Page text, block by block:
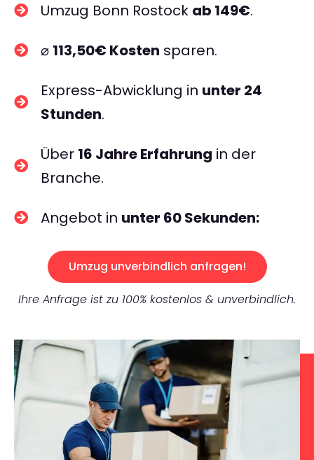
Umzug Bonn Rostock ab 149€.
⌀ 113,50€ Kosten sparen.
Express-Abwicklung in unter 24
Stunden.
Über 16 Jahre Erfahrung in der
Branche.
Angebot in unter 60 Sekunden:
Umzug unverbindlich anfragen!
Ihre Anfrage ist zu 100% kostenlos & unverbindlich.